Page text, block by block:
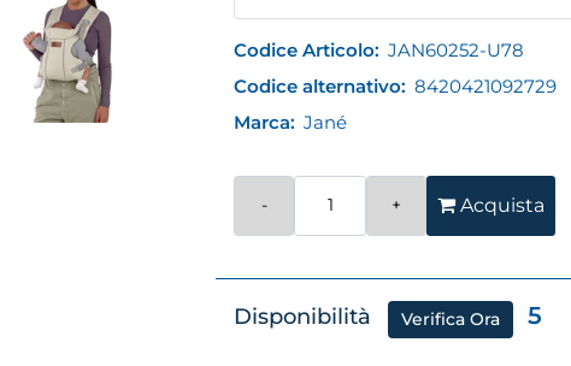
Codice Articolo: JAN60252-U78
Codice alternativo: 8420421092729
Marca: Jané
Acquista
Disponibilità Verifica Ora 5